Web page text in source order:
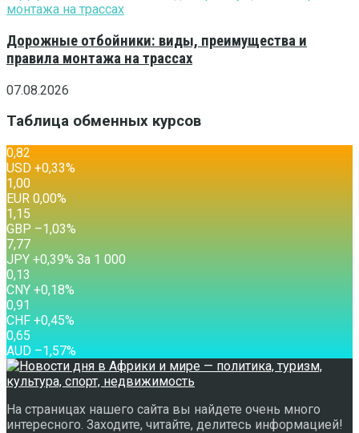
Дорожные отбойники: виды, преимущества и
правила монтажа на трассах
07.08.2026
Таблица обменных курсов
0,82
USD +0,33%
1,00
EUR 0,00%
1,15
GBP –1,03%
7,77
JPY +0,39% За 1 000
0,13
CNY +0,18%
0,91
CHF +0,45%
0,65
AUD –1,57%
На страницах нашего сайта вы найдете очень много
интересного. Заходите, читайте, делитесь информацией!